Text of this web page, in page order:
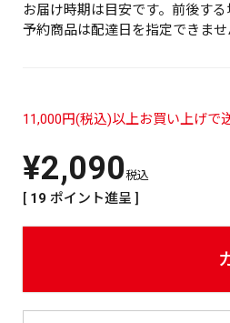
¥
お届け時期は目安です。前後する
予約商品は配達日を指定できませ
11,000円(税込)以上お買い上げで
¥2,090税込
[ 19 ポイント進呈 ]